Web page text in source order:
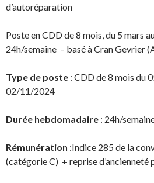
d’autoréparation
Poste en CDD de 8 mois, du 5 mars
24h/semaine – basé à Cran Gevrier
Type de poste : CDD de 8 mois du
02/11/2024
Durée hebdomadaire : 24h/
Rémunération :Indice 285 de la
(catégorie C) + reprise d’ancienneté